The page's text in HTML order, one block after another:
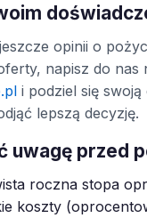
opinii o
napisz do nas
i podziel się
lepszą decyzję.
uwagę przed
roczna stopa
koszty